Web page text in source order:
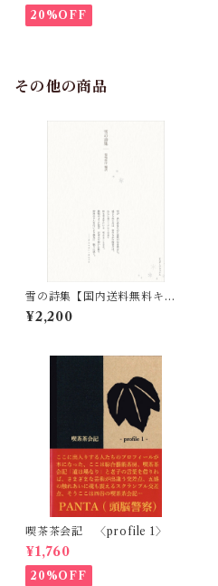
20%OFF
その他の商品
雪の詩集【国内送料無料キャ
ンペーン実施中！】
¥2,200
喫茶茶会記 〈profile 1〉
¥1,760
20%OFF